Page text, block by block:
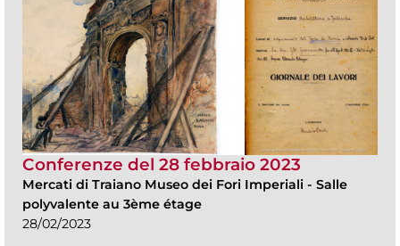
Conferenze del 28 febbraio 2023
Mercati di Traiano Museo dei Fori Imperiali - Salle
polyvalente au 3ème étage
28/02/2023